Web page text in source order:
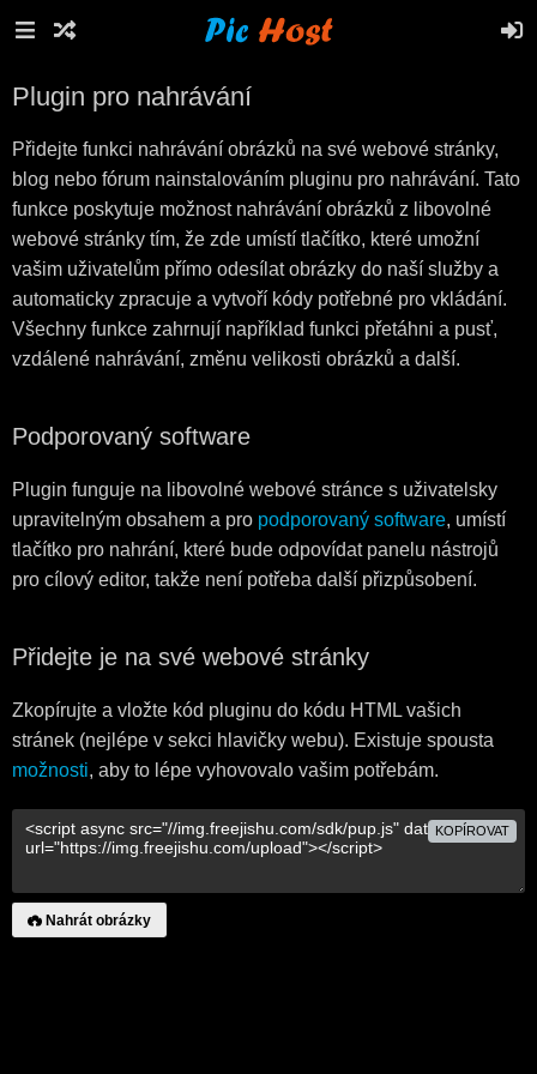
Plugin pro nahrávání
Přidejte funkci nahrávání obrázků na své webové stránky,
blog nebo fórum nainstalováním pluginu pro nahrávání. Tato
funkce poskytuje možnost nahrávání obrázků z libovolné
webové stránky tím, že zde umístí tlačítko, které umožní
vašim uživatelům přímo odesílat obrázky do naší služby a
automaticky zpracuje a vytvoří kódy potřebné pro vkládání.
Všechny funkce zahrnují například funkci přetáhni a pusť,
vzdálené nahrávání, změnu velikosti obrázků a další.
Podporovaný software
Plugin funguje na libovolné webové stránce s uživatelsky
upravitelným obsahem a pro podporovaný software, umístí
tlačítko pro nahrání, které bude odpovídat panelu nástrojů
pro cílový editor, takže není potřeba další přizpůsobení.
Přidejte je na své webové stránky
Zkopírujte a vložte kód pluginu do kódu HTML vašich
stránek (nejlépe v sekci hlavičky webu). Existuje spousta
možnosti, aby to lépe vyhovovalo vašim potřebám.
KOPÍROVAT
Nahrát obrázky